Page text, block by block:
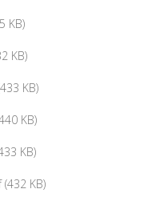
KB)
KB)
KB)
KB)
KB)
KB)